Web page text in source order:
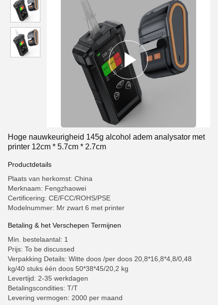
Hoge nauwkeurigheid 145g alcohol adem analysator met
printer 12cm * 5.7cm * 2.7cm
Productdetails
Plaats van herkomst: China
Merknaam: Fengzhaowei
Certificering: CE/FCC/ROHS/PSE
Modelnummer: Mr zwart 6 met printer
Betaling & het Verschepen Termijnen
Min. bestelaantal: 1
Prijs: To be discussed
Verpakking Details: Witte doos /per doos 20,8*16,8*4,8/0,48
kg/40 stuks één doos 50*38*45/20,2 kg
Levertijd: 2-35 werkdagen
Betalingscondities: T/T
Levering vermogen: 2000 per maand